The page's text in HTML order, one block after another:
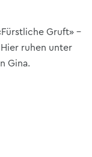
Gruft» –
ruhen unter
Gina.